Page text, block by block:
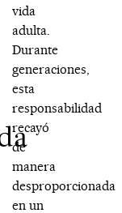
vida
adulta.
Durante
generaciones,
esta
responsabilidad
recayó
de
manera
desproporcionada
en un